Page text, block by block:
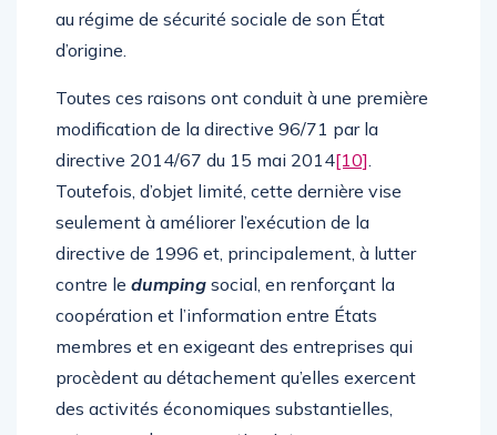
au régime de sécurité sociale de son État
d’origine.
Toutes ces raisons ont conduit à une première
modification de la directive 96/71 par la
directive 2014/67 du 15 mai 2014[10].
Toutefois, d’objet limité, cette dernière vise
seulement à améliorer l’exécution de la
directive de 1996 et, principalement, à lutter
contre le dumping social, en renforçant la
coopération et l’information entre États
membres et en exigeant des entreprises qui
procèdent au détachement qu’elles exercent
des activités économiques substantielles,